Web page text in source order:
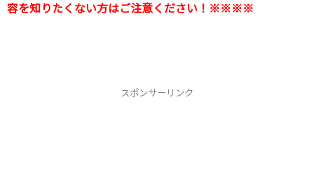
容を知りたくない方はご注意ください！※※※※
スポンサーリンク